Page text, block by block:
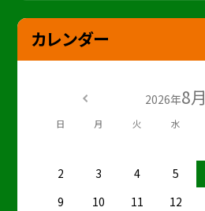
カレンダー
2026年8月
日 月 火 水
2
3 4 5
9
10 11 12